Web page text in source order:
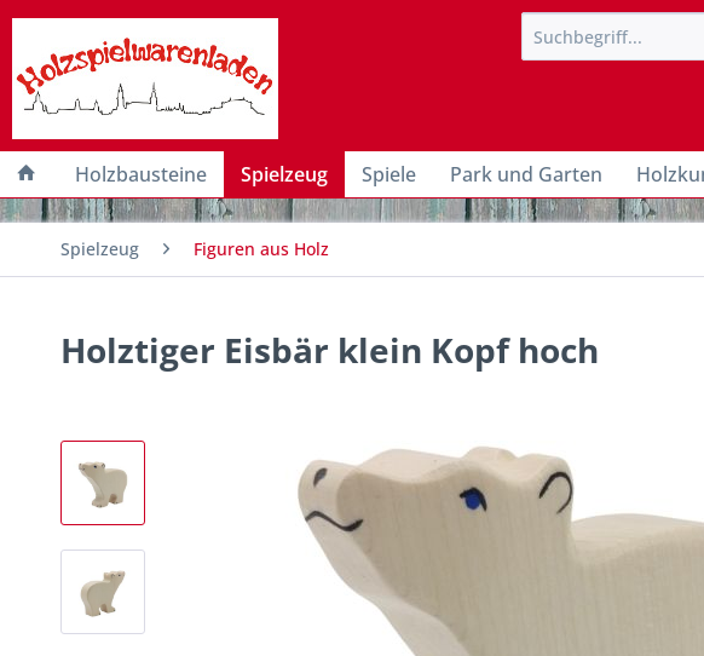
Holzbausteine Spielzeug Spiele Park und Garten
Spielzeug Figuren aus Holz
Holztiger Eisbär klein Kopf hoch